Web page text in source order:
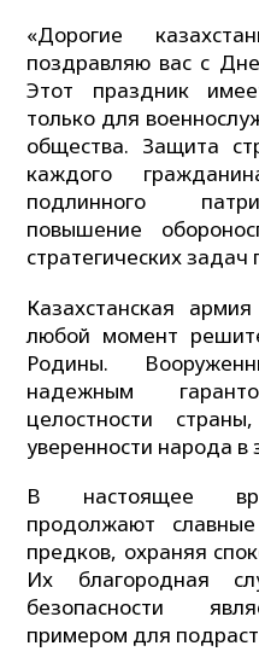
«Дорогие
поздравляю вас с
Этот праздник
только для
общества. Защита
каждого
подлинного
повышение
стратегических задач
Казахстанская
любой момент
Родины.
надежным
целостности
уверенности народа
В настоящее
продолжают
предков, охраняя
Их благородная
безопасности
примером для